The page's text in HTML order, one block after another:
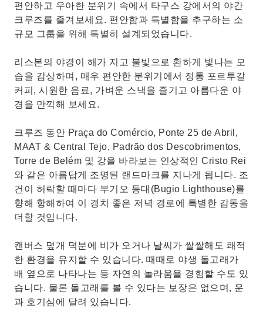
편안하고 우아한 분위기 속에서 타구스 강에서의 야간
크루즈를 즐겨보세요. 편안함과 특별함을 추구하는 소
규모 그룹을 위해 특별히 설계되었습니다.
리스본의 야경이 해가 지고 불빛으로 환하게 빛나는 모
습을 감상하며, 매우 편안한 분위기에서 정통 포르투갈
커피, 시원한 음료, 가벼운 스낵을 즐기고 아름다운 야
경을 만끽해 보세요.
크루즈 동안 Praça do Comércio, Ponte 25 de Abril,
MAAT & Central Tejo, Padrão dos Descobrimentos,
Torre de Belém 및 강을 바라보는 인상적인 Cristo Rei
와 같은 아름답게 조명된 랜드마크를 지나게 됩니다. 조
건이 허락할 때마다 부기오 등대(Bugio Lighthouse)를
향해 항해하여 이 경치 좋은 저녁 경로에 특별한 감동을
더할 것입니다.
캔버스 덮개 덕분에 비가 오거나 날씨가 쌀쌀해도 쾌적
한 환경을 유지할 수 있습니다. 때때로 야생 돌고래가
배 옆으로 나타나는 등 자연의 놀라움을 경험할 수도 있
습니다. 물론 돌고래를 볼 수 있다는 보장은 없으며, 운
과 호기심에 달려 있습니다.